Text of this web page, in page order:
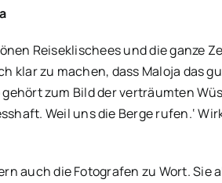
Reiseklischees und die ganze
klar zu machen, dass Maloja das
zum Bild der verträumten
Weil uns die Berge rufen.‘
auch die Fotografen zu Wort. Sie